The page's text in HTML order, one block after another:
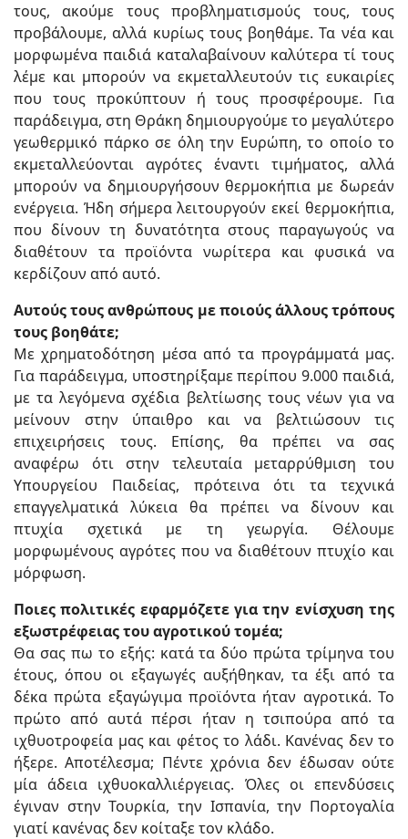
τους, ακούμε τους προβληματισμούς τους, τους
προβάλουμε, αλλά κυρίως τους βοηθάμε. Τα νέα και
μορφωμένα παιδιά καταλαβαίνουν καλύτερα τί τους
λέμε και μπορούν να εκμεταλλευτούν τις ευκαιρίες
που τους προκύπτουν ή τους προσφέρουμε. Για
παράδειγμα, στη Θράκη δημιουργούμε το μεγαλύτερο
γεωθερμικό πάρκο σε όλη την Ευρώπη, το οποίο το
εκμεταλλεύονται αγρότες έναντι τιμήματος, αλλά
μπορούν να δημιουργήσουν θερμοκήπια με δωρεάν
ενέργεια. Ήδη σήμερα λειτουργούν εκεί θερμοκήπια,
που δίνουν τη δυνατότητα στους παραγωγούς να
διαθέτουν τα προϊόντα νωρίτερα και φυσικά να
κερδίζουν από αυτό.
Αυτούς τους ανθρώπους με ποιούς άλλους τρόπους
τους βοηθάτε;
Με χρηματοδότηση μέσα από τα προγράμματά μας.
Για παράδειγμα, υποστηρίξαμε περίπου 9.000 παιδιά,
με τα λεγόμενα σχέδια βελτίωσης τους νέων για να
μείνουν στην ύπαιθρο και να βελτιώσουν τις
επιχειρήσεις τους. Επίσης, θα πρέπει να σας
αναφέρω ότι στην τελευταία μεταρρύθμιση του
Υπουργείου Παιδείας, πρότεινα ότι τα τεχνικά
επαγγελματικά λύκεια θα πρέπει να δίνουν και
πτυχία σχετικά με τη γεωργία. Θέλουμε
μορφωμένους αγρότες που να διαθέτουν πτυχίο και
μόρφωση.
Ποιες πολιτικές εφαρμόζετε για την ενίσχυση της
εξωστρέφειας του αγροτικού τομέα;
Θα σας πω το εξής: κατά τα δύο πρώτα τρίμηνα του
έτους, όπου οι εξαγωγές αυξήθηκαν, τα έξι από τα
δέκα πρώτα εξαγώγιμα προϊόντα ήταν αγροτικά. Το
πρώτο από αυτά πέρσι ήταν η τσιπούρα από τα
ιχθυοτροφεία μας και φέτος το λάδι. Κανένας δεν το
ήξερε. Αποτέλεσμα; Πέντε χρόνια δεν έδωσαν ούτε
μία άδεια ιχθυοκαλλιέργειας. Όλες οι επενδύσεις
έγιναν στην Τουρκία, την Ισπανία, την Πορτογαλία
γιατί κανένας δεν κοίταξε τον κλάδο.